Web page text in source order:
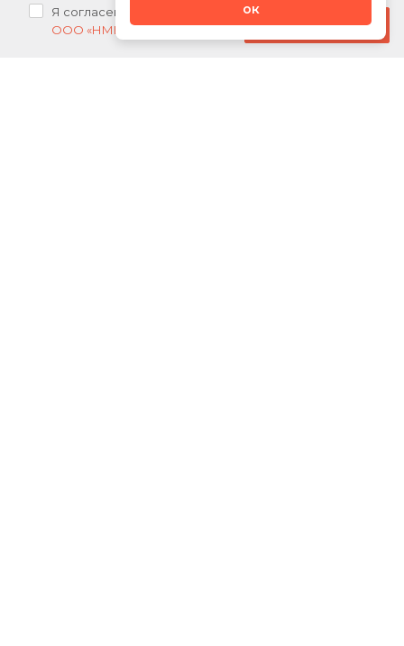
ок
Я согласен на
получение рекламных рассылок от
ООО «НМК»
Стать дилером